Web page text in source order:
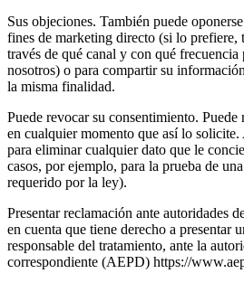
Sus objeciones. También puede
fines de marketing directo (si lo prefiere,
través de qué canal y con qué
nosotros) o para compartir su
la misma finalidad.
Puede revocar su consentimiento.
en cualquier momento que así lo
para eliminar cualquier dato que le
casos, por ejemplo, para la prueba de
requerido por la ley).
Presentar reclamación ante autoridades
en cuenta que tiene derecho a presentar
responsable del tratamiento, ante la
correspondiente (AEPD) https://